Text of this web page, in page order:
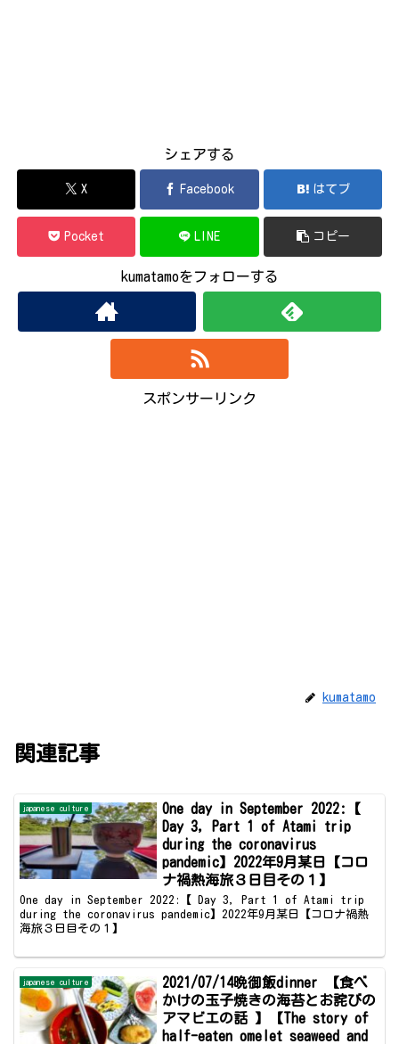
シェアする
X Facebook はてブ
Pocket LINE コピー
kumatamoをフォローする
スポンサーリンク
kumatamo
関連記事
japanese culture
One day in September 2022:【
Day 3, Part 1 of Atami trip
during the coronavirus
pandemic】2022年9月某日【コロ
ナ禍熱海旅３日目その１】
One day in September 2022:【 Day 3, Part 1 of Atami trip
during the coronavirus pandemic】2022年9月某日【コロナ禍熱
海旅３日目その１】
japanese culture
2021/07/14晩御飯dinner 【食べ
かけの玉子焼きの海苔とお詫びの
アマビエの話 】【The story of
half-eaten omelet seaweed and